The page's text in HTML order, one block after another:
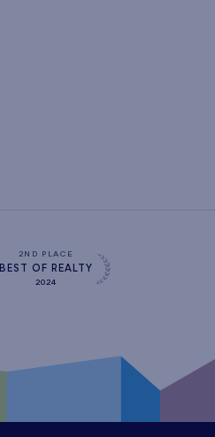
2ND PLACE
BEST OF REALTY
2024